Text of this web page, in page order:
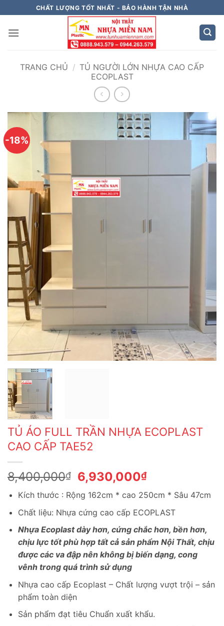
qua
nội
CHẤT LƯỢNG TỐT NHẤT - BẢO HÀNH TẬN NHÀ
TRANG CHỦ / TỦ NGƯỜI LỚN NHỰA CAO CẤP
ECOPLAST
-18%
TỦ ÁO FULL TRẦN NHỰA ECOPLAST
CAO CẤP TAE52
8,400,000₫
Giá
gốc
là:
8,400,000₫.
6,930,000₫Giá
hiện
tại
là:
6,930,000₫.
Kích thước : Rộng 162cm * cao 250cm * Sâu 47cm
Chất liệu: Nhựa cứng cao cấp ECOPLAST
Nhựa Ecoplast dày hơn, cứng chắc hơn, bền hơn,
chịu lực tốt phù hợp tất cả sản phẩm Nội Thất, chịu
được các va đập nên không bị biến dạng, cong
vênh trong quá trình sử dụng
Nhựa cao cấp Ecoplast – Chất lượng vượt trội – sản
phẩm toàn diện
Sản phẩm đạt tiêu Chuẩn xuất khẩu.